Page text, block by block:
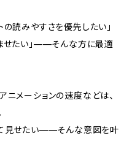
の読みやすさを優先したい」
せたい」——そんな方に最適
ニメーションの速度などは、
見せたい——そんな意図を叶